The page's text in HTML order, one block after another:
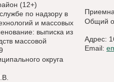
(12+)
по надзору в
и массовых
выписка из
массовой
округа
Общий
Адрес:
Email: